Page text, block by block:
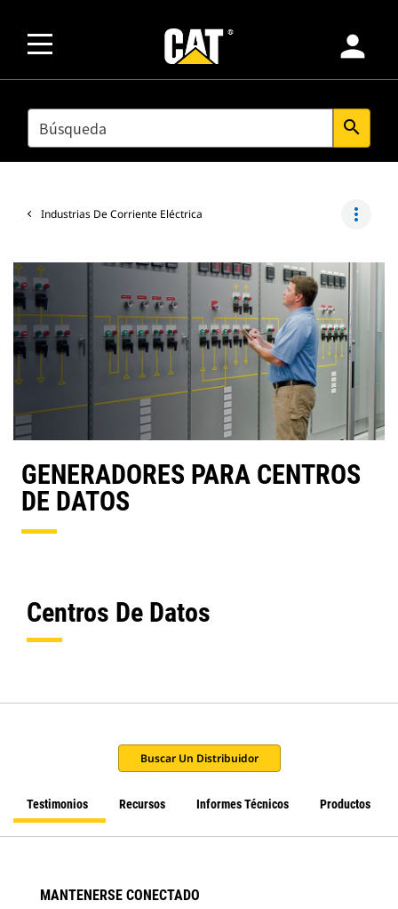
person
SEARCH search
Industrias De Corriente Eléctrica more_vert
GENERADORES PARA CENTROS
DE DATOS
Centros De Datos
Buscar Un Distribuidor
Testimonios Recursos Informes Técnicos Productos
MANTENERSE CONECTADO